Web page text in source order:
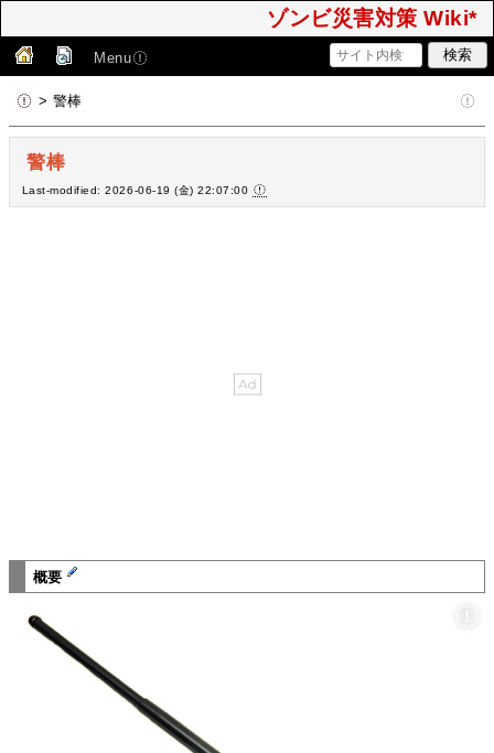
ゾンビ災害対策 Wiki*
Menu
> 警棒
警棒
Last-modified: 2026-06-19 (金) 22:07:00
概要